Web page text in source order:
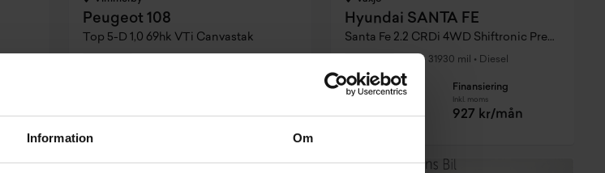
Information Om
Peugeot 108
Top 5-D 1,0 69hk VTi Canvastak
79 900 kr 927 kr/mån
Hyundai SANTA FE
Santa Fe 2.2 CRDi 4WD Shiftronic Premium 197hk
• 31930 mil • Diesel
Pris
79 900 kr
Finansiering
Inkl. moms
927 kr/mån